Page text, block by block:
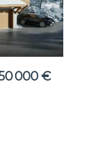
000 €